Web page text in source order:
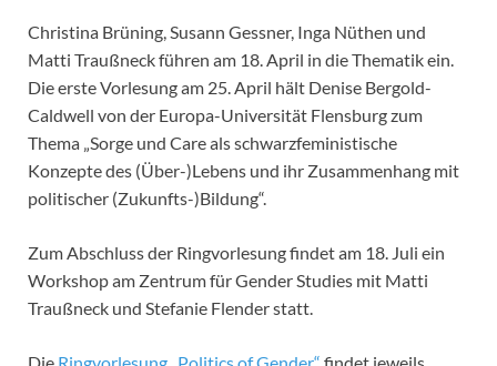
Christina Brüning, Susann Gessner, Inga Nüthen und
Matti Traußneck führen am 18. April in die Thematik ein.
Die erste Vorlesung am 25. April hält Denise Bergold-
Caldwell von der Europa-Universität Flensburg zum
Thema „Sorge und Care als schwarzfeministische
Konzepte des (Über-)Lebens und ihr Zusammenhang mit
politischer (Zukunfts-)Bildung“.
Zum Abschluss der Ringvorlesung findet am 18. Juli ein
Workshop am Zentrum für Gender Studies mit Matti
Traußneck und Stefanie Flender statt.